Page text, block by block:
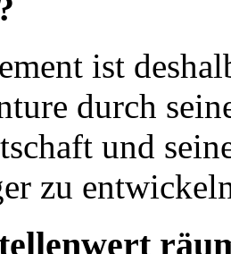
ist
durch
und
zu